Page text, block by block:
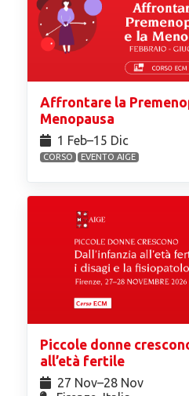
Affrontare la
Menopausa
1 Feb⁠–15 Dic
CORSO EVENTO AIGE
Piccole donne
all’età fertile
27 Nov⁠–28 Nov